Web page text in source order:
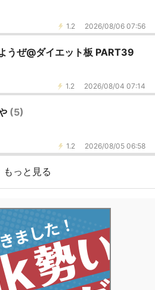
1.2 2026/08/06 07:56
うぜ@ダイエット板 PART39
1.2 2026/08/04 07:14
(5)
1.2 2026/08/05 06:58
もっと見る